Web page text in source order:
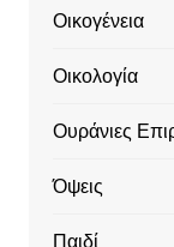
Οικογένεια
Οικολογία
Ουράνιες
Όψεις
Παιδί